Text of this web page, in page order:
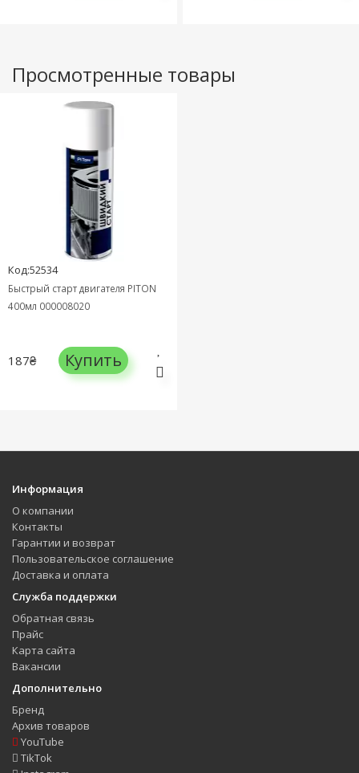
Просмотренные товары
Код:52534
Быстрый старт двигателя PITON
400мл 000008020
187₴ Купить
Информация
О компании
Контакты
Гарантии и возврат
Пользовательское соглашение
Доставка и оплата
Служба поддержки
Обратная связь
Прайс
Карта сайта
Вакансии
Дополнительно
Бренд
Архив товаров
YouTube
TikTok